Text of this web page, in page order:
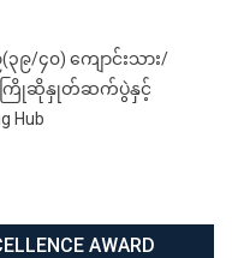
/၄၀) ကျောင်းသား/
ကြိုဆိုနှုတ်ဆက်ပွဲနှင့်
Hub
AWARD